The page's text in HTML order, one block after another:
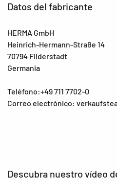
Datos del fabricante
HERMA GmbH
Heinrich-Hermann-Straße 14
70794 Filderstadt
Germania
Teléfono:+49 711 7702-0
Correo electrónico:
Descubra nuestro vídeo